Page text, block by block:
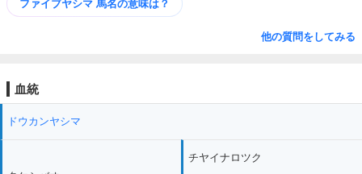
ファイブヤシマ 馬名の意味は？
他の質問をしてみる
血統
ドウカンヤシマ
チヤイナロツク